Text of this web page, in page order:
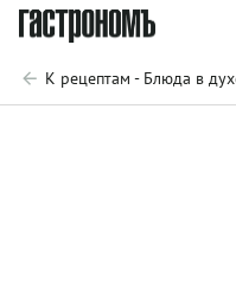
К рецептам - Блюда в